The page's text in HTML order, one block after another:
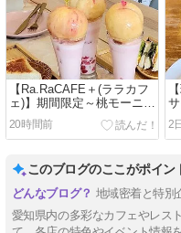
【Ra.RaCAFE＋(ララカフ
ェ)】期間限定～桃モーニン
グ in 愛知(一宮)
20時間前 2
このブログのここがポイン
地域密着と特別
愛知県内の多彩なカフェやレス